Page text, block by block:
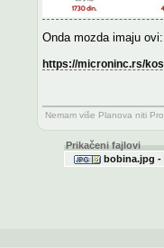
Onda mozda imaju ovi:
https://microninc.rs/
Nemam više Planova niti
Prikačeni fajlovi
bobina.jpg -